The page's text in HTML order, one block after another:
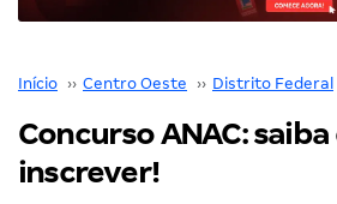
Início ›› Centro Oeste ›› Distrito Federal
Concurso ANAC:
inscrever!